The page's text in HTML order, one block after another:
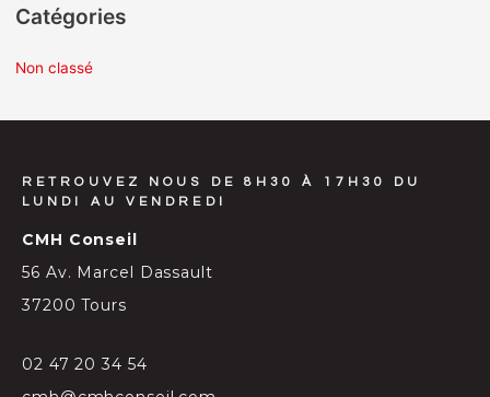
Catégories
Non classé
RETROUVEZ NOUS DE 8H30 À 17H30 DU
LUNDI AU VENDREDI
CMH Conseil
56 Av. Marcel Dassault
37200 Tours
02 47 20 34 54